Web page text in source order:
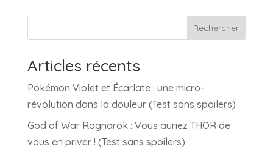
Rechercher
Articles récents
Pokémon Violet et Écarlate : une micro-
révolution dans la douleur (Test sans spoilers)
God of War Ragnarök : Vous auriez THOR de
vous en priver ! (Test sans spoilers)